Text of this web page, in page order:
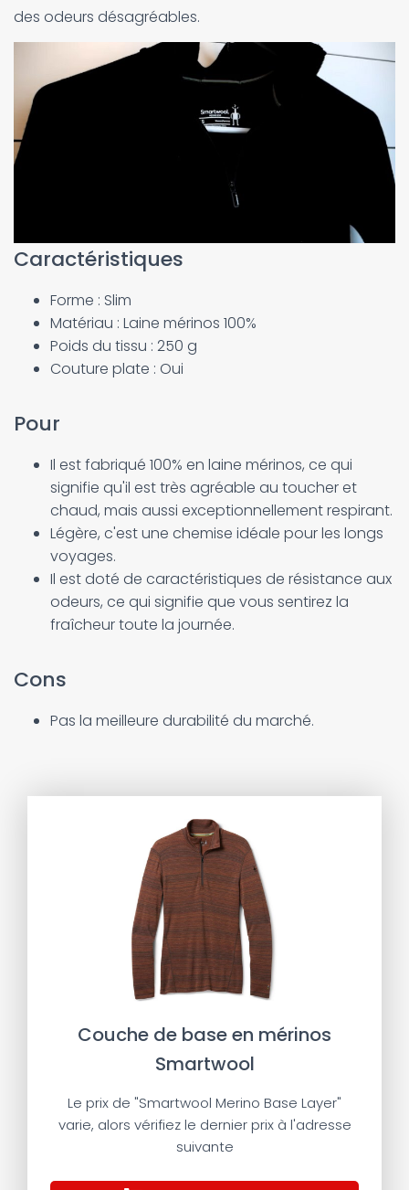
des odeurs désagréables.
Caractéristiques
Forme : Slim
Matériau : Laine mérinos 100%
Poids du tissu : 250 g
Couture plate : Oui
Pour
Il est fabriqué 100% en laine mérinos, ce qui
signifie qu'il est très agréable au toucher et
chaud, mais aussi exceptionnellement respirant.
Légère, c'est une chemise idéale pour les longs
voyages.
Il est doté de caractéristiques de résistance aux
odeurs, ce qui signifie que vous sentirez la
fraîcheur toute la journée.
Cons
Pas la meilleure durabilité du marché.
Couche de base en mérinos
Smartwool
Le prix de "Smartwool Merino Base Layer"
varie, alors vérifiez le dernier prix à l'adresse
suivante